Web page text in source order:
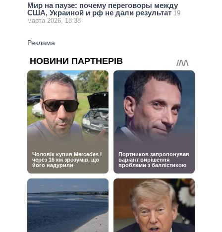
Мир на паузе: почему переговоры между
США, Украиной и рф не дали результат 19
марта 2026, 18:38